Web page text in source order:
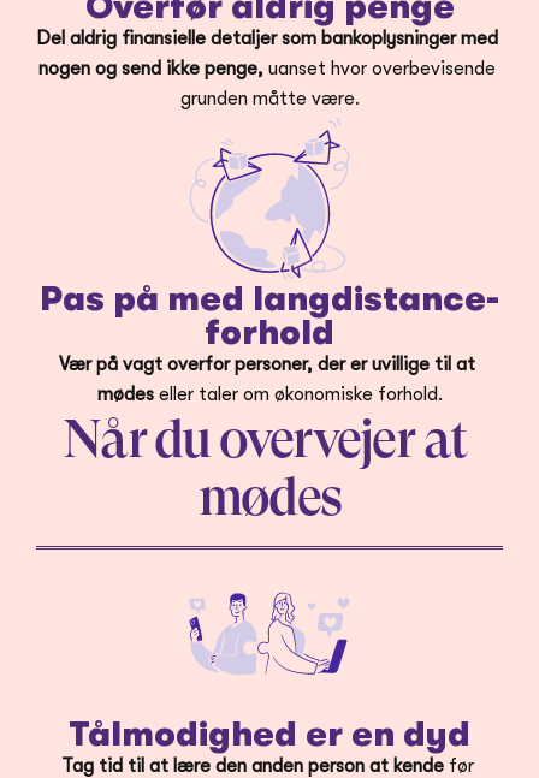
Del aldrig finansielle detaljer som bankoplysninger med
nogen og send ikke penge, uanset hvor overbevisende
grunden måtte være.
Pas på med langdistance-
forhold
Vær på vagt overfor personer, der er uvillige til at
mødes eller taler om økonomiske forhold.
Når du overvejer at
mødes
Tålmodighed er en dyd
Tag tid til at lære den anden person at kende før